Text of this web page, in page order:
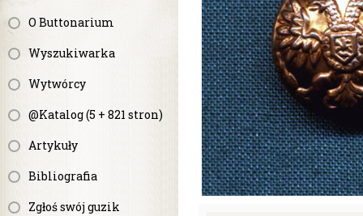
O Buttonarium
Wyszukiwarka
Wytwórcy
@Katalog (5 + 821 stron)
Artykuły
Bibliografia
Zgłoś swój guzik